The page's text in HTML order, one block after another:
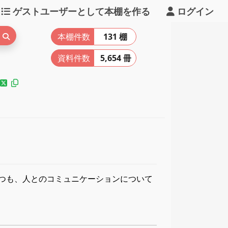
ゲストユーザーとして本棚を作る ログイン
本棚件数
131 棚
資料件数
5,654 冊
も、人とのコミュニケーションについて